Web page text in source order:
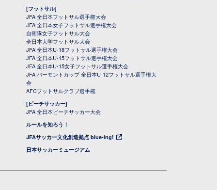
[フットサル]
JFA 全日本フットサル選手権大会
JFA 全日本女子フットサル選手権大会
自衛隊女子フットサル大会
全日本大学フットサル大会
JFA 全日本U-18フットサル選手権大会
JFA 全日本U-15フットサル選手権大会
JFA 全日本U-15女子フットサル選手権大会
JFA バーモントカップ 全日本U-12フットサル選手権大
会
AFCフットサルクラブ選手権
[ビーチサッカー]
JFA 全日本ビーチサッカー大会
ルールを知ろう！
JFAサッカー文化創造拠点 blue-ing!
日本サッカーミュージアム